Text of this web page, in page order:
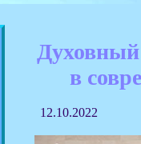
в
12.10.2022